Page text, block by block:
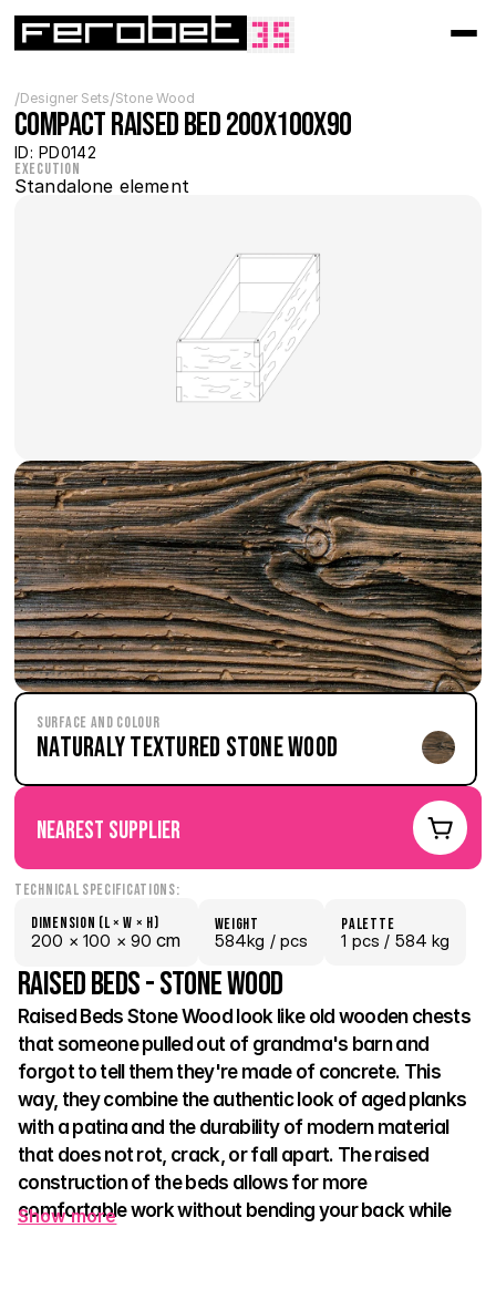
/Designer Sets/Stone Wood
Compact Raised Bed 200x100x90
ID: PD0142
Execution
Standalone element
Surface and Colour
Naturaly Textured Stone Wood
nearest supplier
Technical Specifications:
Dimension (L × W × H)
200 × 100 × 90 cm
weight
584kg / pcs
palette
1 pcs / 584 kg
Raised beds - Stone Wood
Raised Beds Stone Wood look like old wooden chests
that someone pulled out of grandma's barn and
forgot to tell them they're made of concrete. This
way, they combine the authentic look of aged planks
with a patina and the durability of modern material
that does not rot, crack, or fall apart. The raised
construction of the beds allows for more
comfortable work without bending your back while
Show more